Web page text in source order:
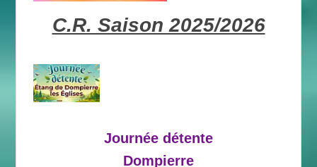
C.R. Saison 2025/2026
Journée détente
Dompierre